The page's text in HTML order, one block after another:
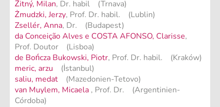
Žitný, Milan, Dr. habil (Trnava)
Żmudzki, Jerzy, Prof. Dr. habil. (Lublin)
Zsellér, Anna, Dr. (Budapest)
da Conceição Alves e COSTA AFONSO, Clarisse,
Prof. Doutor (Lisboa)
de Bończa Bukowski, Piotr, Prof. Dr. habil. (Kraków)
meric, arzu (İstanbul)
saliu, medat (Mazedonien-Tetovo)
van Muylem, Micaela , Prof. Dr. (Argentinien-
Córdoba)